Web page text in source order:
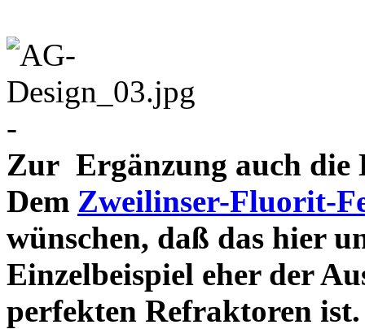
-
Zur Ergänzung auch die
Dem Zweilinser-Fluorit-
wünschen, daß das hier
Einzelbeispiel eher der
perfekten